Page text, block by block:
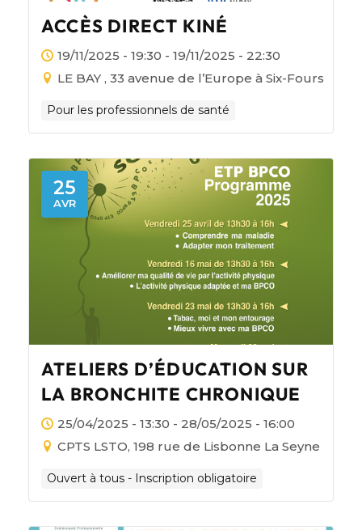
ACCÈS DIRECT KINÉ
19/11/2025 - 19:30 - 19/11/2025 - 22:30
LE BAY , 33 avenue de l’Europe à Six-Fours
Pour les professionnels de santé
25
AVR
ATELIERS D’ÉDUCATION SUR
LA BRONCHITE CHRONIQUE
25/04/2025 - 13:30 - 28/05/2025 - 16:00
CPTS LSTO, 198 rue de Lisbonne La Seyne
Ouvert à tous - Inscription obligatoire